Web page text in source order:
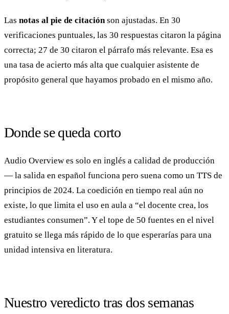
Las notas al pie de citaciónson ajustadas. En 30
verificaciones puntuales, las 30 respuestas citaron la página
correcta; 27 de 30 citaron el párrafo más relevante. Esa es
una tasa de acierto más alta que cualquier asistente de
propósito general que hayamos probado en el mismo año.
Donde se queda corto
Audio Overview es solo en inglés a calidad de producción
— la salida en español funciona pero suena como un TTS de
principios de 2024. La coedición en tiempo real aún no
existe, lo que limita el uso en aula a “el docente crea, los
estudiantes consumen”. Y el tope de 50 fuentes en el nivel
gratuito se llega más rápido de lo que esperarías para una
unidad intensiva en literatura.
Nuestro veredicto tras dos semanas